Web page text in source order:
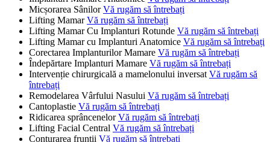
Micșorarea Sânilor Vă rugăm să întrebați
Lifting Mamar Vă rugăm să întrebați
Lifting Mamar Cu Implanturi Rotunde Vă rugăm să întrebați
Lifting Mamar cu Implanturi Anatomice Vă rugăm să întrebați
Corectarea Implanturilor Mamare Vă rugăm să întrebați
Îndepărtare Implanturi Mamare Vă rugăm să întrebați
Intervenție chirurgicală a mamelonului inversat Vă rugăm să
întrebați
Remodelarea Vârfului Nasului Vă rugăm să întrebați
Cantoplastie Vă rugăm să întrebați
Ridicarea sprâncenelor Vă rugăm să întrebați
Lifting Facial Central Vă rugăm să întrebați
Conturarea frunții Vă rugăm să întrebați